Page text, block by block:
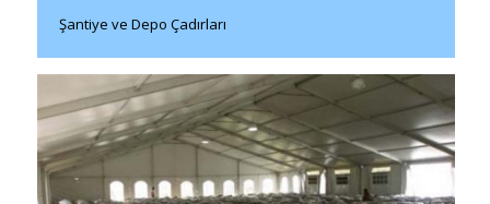
Şantiye ve Depo Çadırları